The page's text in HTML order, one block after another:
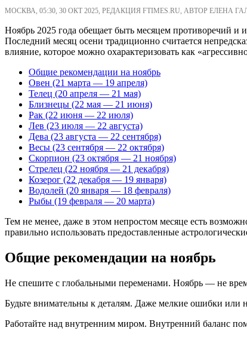
МОСКВА, 05:30, 30 ОКТ 2025, РЕДАКЦИЯ FTIMES.RU, АВТОР ЕЛЕНА
Ноябрь 2025 года обещает быть месяцем противоречий и
Последний месяц осени традиционно считается
влияние, которое можно охарактеризовать как
Общие рекомендации на ноябрь
Овен (21 марта — 19 апреля)
Телец (20 апреля — 21 мая)
Близнецы (22 мая — 21 июня)
Рак (22 июня — 22 июля)
Лев (23 июля — 22 августа)
Дева (23 августа — 22 сентября)
Весы (23 сентября — 22 октября)
Скорпион (23 октября — 21 ноября)
Стрелец (22 ноября — 21 декабря)
Козерог (22 декабря — 19 января)
Водолей (20 января — 18 февраля)
Рыбы (19 февраля — 20 марта)
Тем не менее, даже в этом непростом месяце есть
правильно использовать предоставленные
Общие рекомендации на ноябрь
Не спешите с глобальными переменами. Ноябрь — не
Будьте внимательны к деталям. Даже мелкие ошибки или
Работайте над внутренним миром. Внутренний баланс